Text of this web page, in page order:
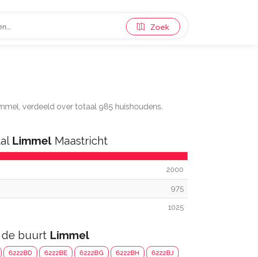
Zoek
verdeeld over totaal 985 huishoudens.
Limmel Maastricht
2000
975
1025
de buurt Limmel
6222BD 6222BE 6222BG 6222BH 6222BJ